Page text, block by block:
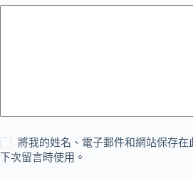
將我的姓名、電子郵件和網站保存在
下次留言時使用。